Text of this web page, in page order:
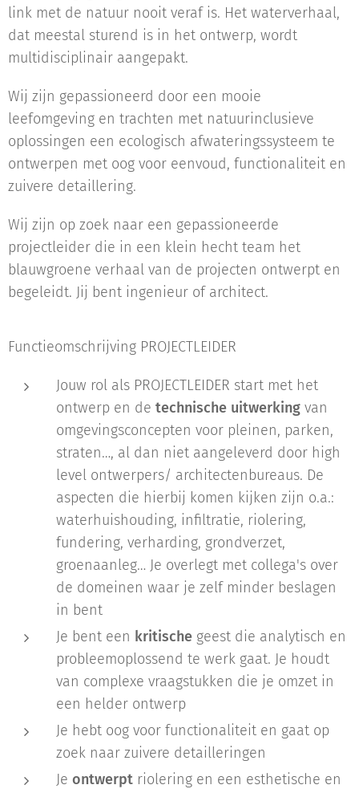
link met de natuur nooit veraf is. Het waterverhaal,
dat meestal sturend is in het ontwerp, wordt
multidisciplinair aangepakt.
Wij zijn gepassioneerd door een mooie
leefomgeving en trachten met natuurinclusieve
oplossingen een ecologisch afwateringssysteem te
ontwerpen met oog voor eenvoud, functionaliteit en
zuivere detaillering.
Wij zijn op zoek naar een gepassioneerde
projectleider die in een klein hecht team het
blauwgroene verhaal van de projecten ontwerpt en
begeleidt. Jij bent ingenieur of architect.
Functieomschrijving PROJECTLEIDER
Jouw rol als PROJECTLEIDER start met het
ontwerp en de technische uitwerking van
omgevingsconcepten voor pleinen, parken,
straten…, al dan niet aangeleverd door high
level ontwerpers/ architectenbureaus. De
aspecten die hierbij komen kijken zijn o.a.:
waterhuishouding, infiltratie, riolering,
fundering, verharding, grondverzet,
groenaanleg… Je overlegt met collega's over
de domeinen waar je zelf minder beslagen
in bent
Je bent een kritische geest die analytisch en
probleemoplossend te werk gaat. Je houdt
van complexe vraagstukken die je omzet in
een helder ontwerp
Je hebt oog voor functionaliteit en gaat op
zoek naar zuivere detailleringen
Je ontwerpt riolering en een esthetische en